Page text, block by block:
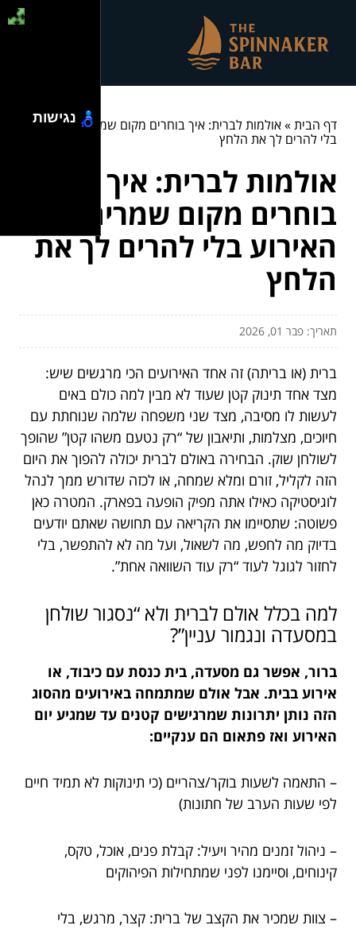
דף הבית»אולמות לברית: איך בוחרים מקום שמרים את האירוע
בלי להרים לך את הלחץ
אולמות לברית: איך
בוחרים מקום שמרים את
האירוע בלי להרים לך את
הלחץ
תאריך: פבר 01, 2026
ברית (או בריתה) זה אחד האירועים הכי מרגשים שיש:
מצד אחד תינוק קטן שעוד לא מבין למה כולם באים
לעשות לו מסיבה, מצד שני משפחה שלמה שנוחתת עם
חיוכים, מצלמות, ותיאבון של “רק נטעם משהו קטן” שהופך
לשולחן שוק. הבחירה באולם לברית יכולה להפוך את היום
הזה לקליל, זורם ומלא שמחה, או לכזה שדורש ממך לנהל
לוגיסטיקה כאילו אתה מפיק הופעה בפארק. המטרה כאן
פשוטה: שתסיימו את הקריאה עם תחושה שאתם יודעים
בדיוק מה לחפש, מה לשאול, ועל מה לא להתפשר, בלי
לחזור לגוגל לעוד “רק עוד השוואה אחת”.
למה בכלל אולם לברית ולא “נסגור שולחן
במסעדה ונגמור עניין”?
ברור, אפשר גם מסעדה, בית כנסת עם כיבוד, או
אירוע בבית. אבל אולם שמתמחה באירועים מהסוג
הזה נותן יתרונות שמרגישים קטנים עד שמגיע יום
האירוע ואז פתאום הם ענקיים:
– התאמה לשעות בוקר/צהריים (כי תינוקות לא תמיד חיים
לפי שעות הערב של חתונות)
– ניהול זמנים מהיר ויעיל: קבלת פנים, אוכל, טקס,
קינוחים, וסיימנו לפני שמתחילות הפיהוקים
– צוות שמכיר את הקצב של ברית: קצר, מרגש, בלי
נגישות